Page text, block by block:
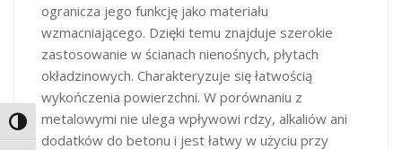
Toggle High Contrast
ogranicza jego funkcję jako materiału
wzmacniającego. Dzięki temu znajduje szerokie
zastosowanie w ścianach nienośnych, płytach
okładzinowych. Charakteryzuje się łatwością
wykończenia powierzchni. W porównaniu z
metalowymi nie ulega wpływowi rdzy, alkaliów ani
dodatków do betonu i jest łatwy w użyciu przy